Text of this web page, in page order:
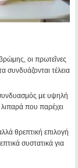
οι πρωτεΐνες
συνδυάζονται τέλεια
με υψηλή
λιπαρά που παρέχει
θρεπτική επιλογή
συστατικά για